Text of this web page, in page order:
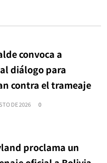
convoca a
diálogo para
contra el trameaje
DE 2026 0
proclama un